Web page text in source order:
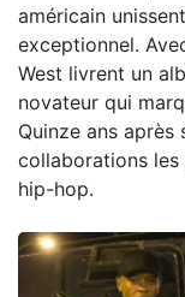
américain
exceptionnel.
West livrent un
novateur qui
Quinze ans
collaborations
hip-hop.